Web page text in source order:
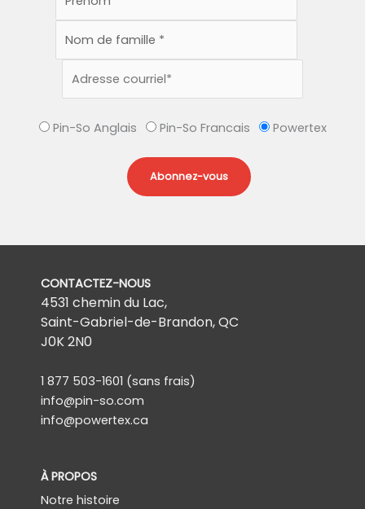
Pin-So Anglais Pin-So Francais Powertex
CONTACTEZ-NOUS
4531 chemin du Lac,
Saint-Gabriel-de-Brandon, QC
J0K 2N0
1 877 503-1601 (sans frais)
info@pin-so.com
info@powertex.ca
À PROPOS
Notre histoire